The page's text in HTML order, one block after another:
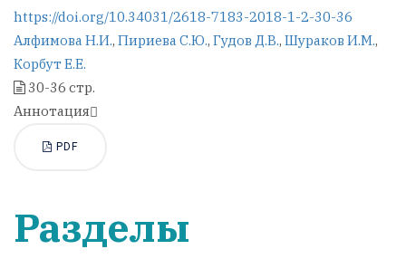
https://doi.org/10.34031/2618-7183-2018-1-2-30-36
Алфимова Н.И., Пириева С.Ю., Гудов Д.В., Шураков И.М.,
Корбут Е.Е.
30-36 стр.
Аннотация
PDF
Разделы